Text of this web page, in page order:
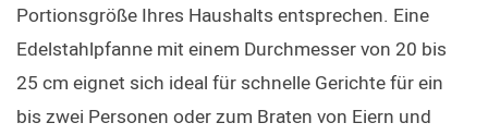
Portionsgröße Ihres Haushalts entsprechen. Eine
Edelstahlpfanne mit einem Durchmesser von 20 bis
25 cm eignet sich ideal für schnelle Gerichte für ein
bis zwei Personen oder zum Braten von Eiern und